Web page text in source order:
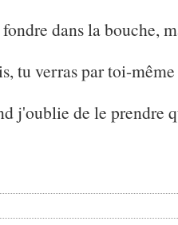
dans la bouche,
tu verras par toi-
j'oublie de le prendre